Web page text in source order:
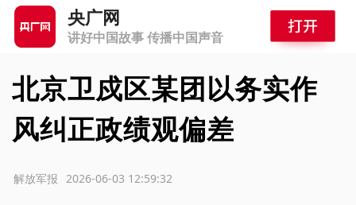
央广网
讲好中国故事 传播中国声音
北京卫戍区某团以务实作
风纠正政绩观偏差
2026-06-03 12:59:32
解放军报